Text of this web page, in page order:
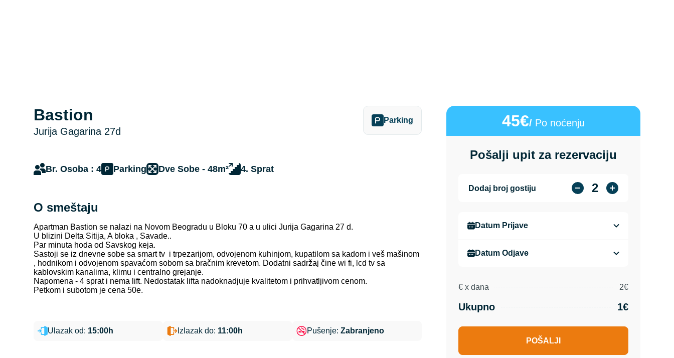
Bastion
Jurija Gagarina 27d
Parking
Br. Osoba : 4 Parking Dve Sobe - 48m² 4. Sprat
O smeštaju
Apartman Bastion se nalazi na Novom Beogradu u Bloku 70 a u ulici Jurija Gagarina 27 d.
U blizini Delta Sitija, A bloka , Savade..
Par minuta hoda od Savskog keja.
Sastoji se iz dnevne sobe sa smart tv i trpezarijom, odvojenom kuhinjom, kupatilom sa kadom i veš mašinom
, hodnikom i odvojenom spavaćom sobom sa bračnim krevetom. Dodatni sadržaj čine wi fi, lcd tv sa
kablovskim kanalima, klimu i centralno grejanje.
Napomena - 4 sprat i nema lift. Nedostatak lifta nadoknadjuje kvalitetom i prihvatljivom cenom.
Petkom i subotom je cena 50e.
Ulazak od: 15:00h Izlazak do: 11:00h Pušenje:Zabranjeno
45€/Po noćenju
Pošalji upit za rezervaciju
Dodaj broj gostiju 2
€x dana 2€
Ukupno 1€
POŠALJI